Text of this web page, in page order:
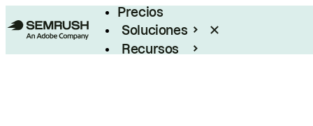
Precios
Soluciones
Recursos